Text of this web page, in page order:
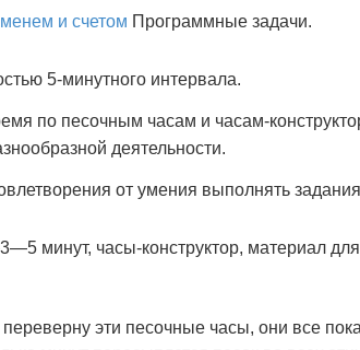
и счетом Программные задачи.
5-минутного интервала.
по песочным часам и часам-
деятельности.
от умения выполнять
минут, часы-конструктор, материал
эти песочные часы, они все